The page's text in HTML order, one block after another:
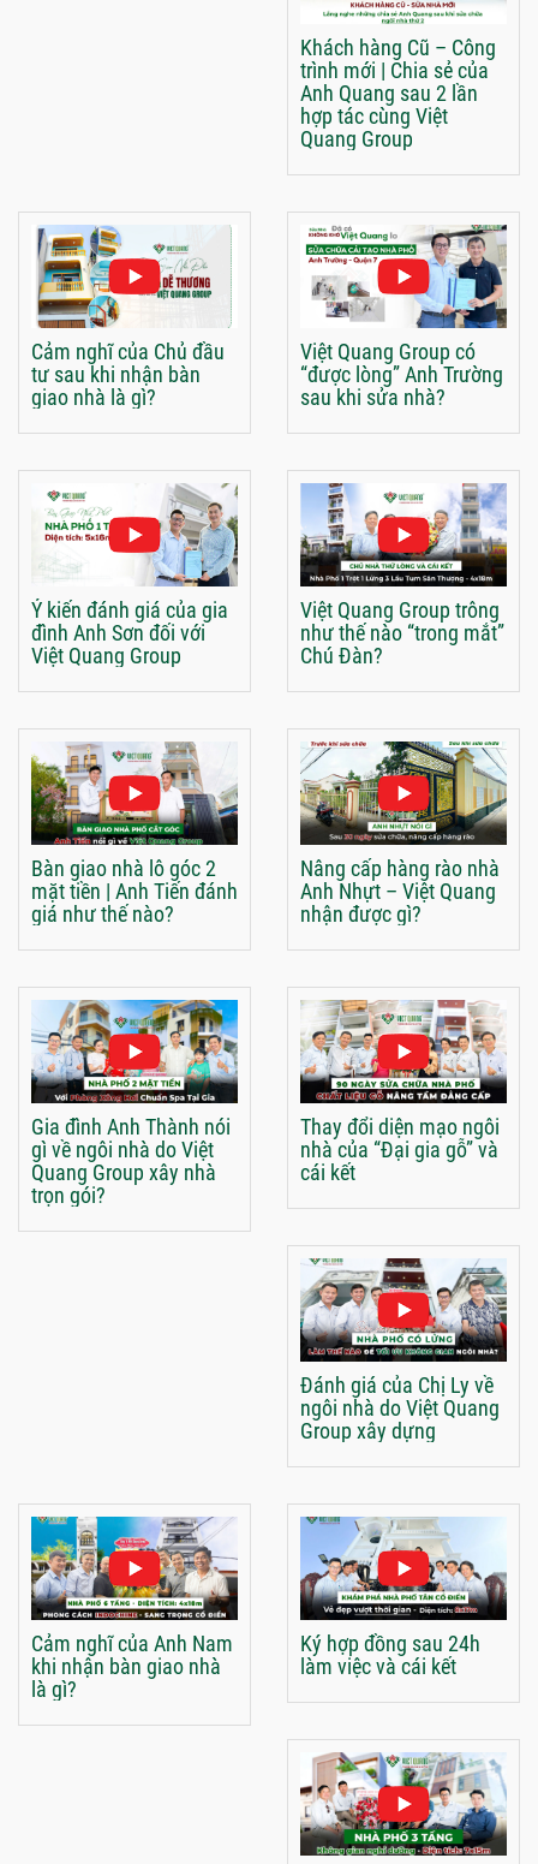
Khách hàng Cũ – Công
trình mới | Chia sẻ của
Anh Quang sau 2 lần
hợp tác cùng Việt
Quang Group
Cảm nghĩ của Chủ đầu
tư sau khi nhận bàn
giao nhà là gì?
Việt Quang Group có
“được lòng” Anh Trường
sau khi sửa nhà?
Ý kiến đánh giá của gia
đình Anh Sơn đối với
Việt Quang Group
Việt Quang Group trông
như thế nào “trong mắt”
Chú Đàn?
Bàn giao nhà lô góc 2
mặt tiền | Anh Tiến đánh
giá như thế nào?
Nâng cấp hàng rào nhà
Anh Nhựt – Việt Quang
nhận được gì?
Gia đình Anh Thành nói
gì về ngôi nhà do Việt
Quang Group xây nhà
trọn gói?
Thay đổi diện mạo ngôi
nhà của “Đại gia gỗ” và
cái kết
Đánh giá của Chị Ly về
ngôi nhà do Việt Quang
Group xây dựng
Cảm nghĩ của Anh Nam
khi nhận bàn giao nhà
là gì?
Ký hợp đồng sau 24h
làm việc và cái kết